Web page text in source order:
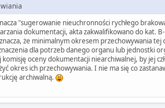
"sugerowanie nieuchronności rychłego
dokumentacji, akta zakwalifikowano do kat.
że minimalnym okresem przechowywania
dla potrzeb danego organu lub jednostki
oceny dokumentacji niearchiwalnej, by jej
okres ich przechowywania. I nie ma się co
archiwalną.